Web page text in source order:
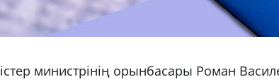
министрінің орынбасары Роман